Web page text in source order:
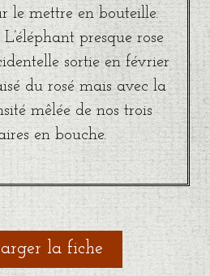
le mettre en bouteille.
presque rose
sortie en février
du rosé mais avec la
mêlée de nos trois
en bouche.
la fiche